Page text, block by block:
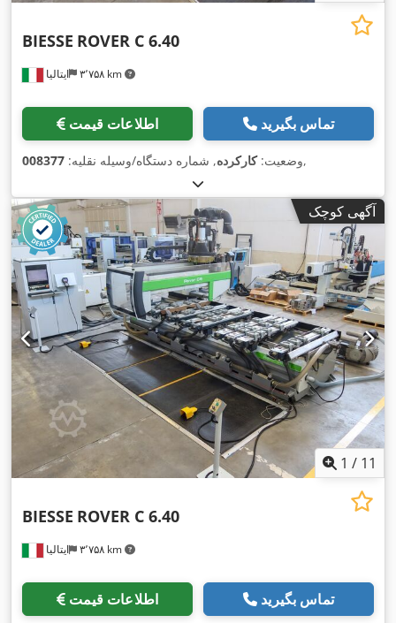
ایتالیا ۳٬۷۵۸ km
BIESSE ROVER C 6.40
اطلاعات قیمت تماس بگیرید
وضعیت:کارکرده, شماره دستگاه/وسیله نقلیه: 008377 ,
آگهی کوچک
1 / 11
ایتالیا ۳٬۷۵۸ km
BIESSE ROVER C 6.40
اطلاعات قیمت تماس بگیرید